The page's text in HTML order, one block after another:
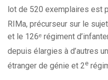
lot de 520 exemplaires est
RIMa, précurseur sur le
et le 126ᵉ régiment
depuis élargies à d’autres
étranger de génie et 2e